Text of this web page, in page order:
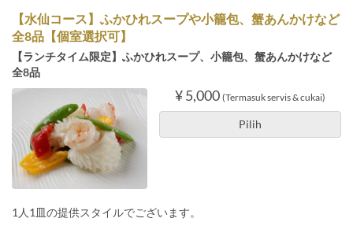
【水仙コース】ふかひれスープや小籠包、蟹あんかけなど
全8品【個室選択可】
【ランチタイム限定】ふかひれスープ、小籠包、蟹あんかけなど
全8品
¥ 5,000 (Termasuk servis & cukai)
Pilih
1人1皿の提供スタイルでございます。